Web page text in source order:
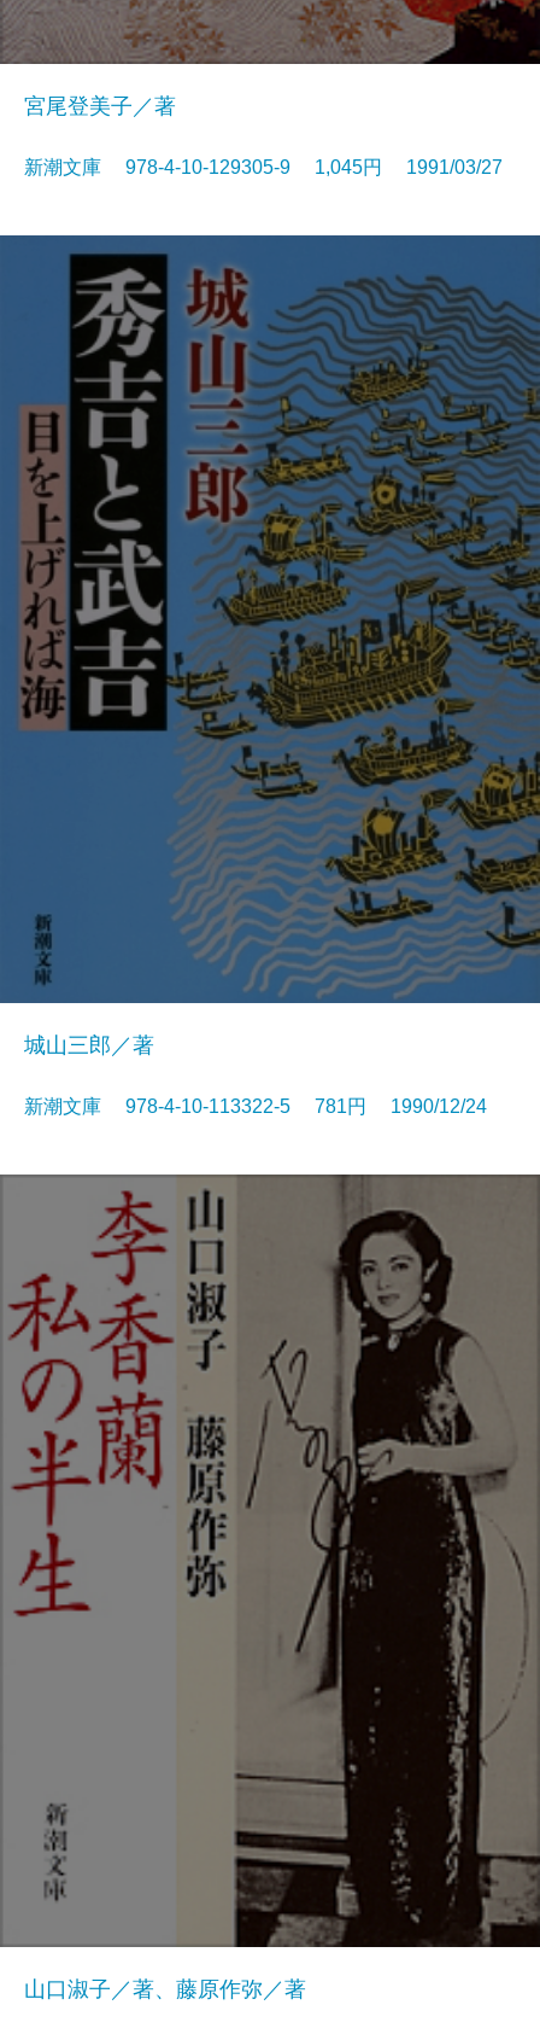
宮尾登美子／著
新潮文庫 978-4-10-129305-9 1,045円 1991/03/27
城山三郎／著
新潮文庫 978-4-10-113322-5 781円 1990/12/24
山口淑子／著、藤原作弥／著